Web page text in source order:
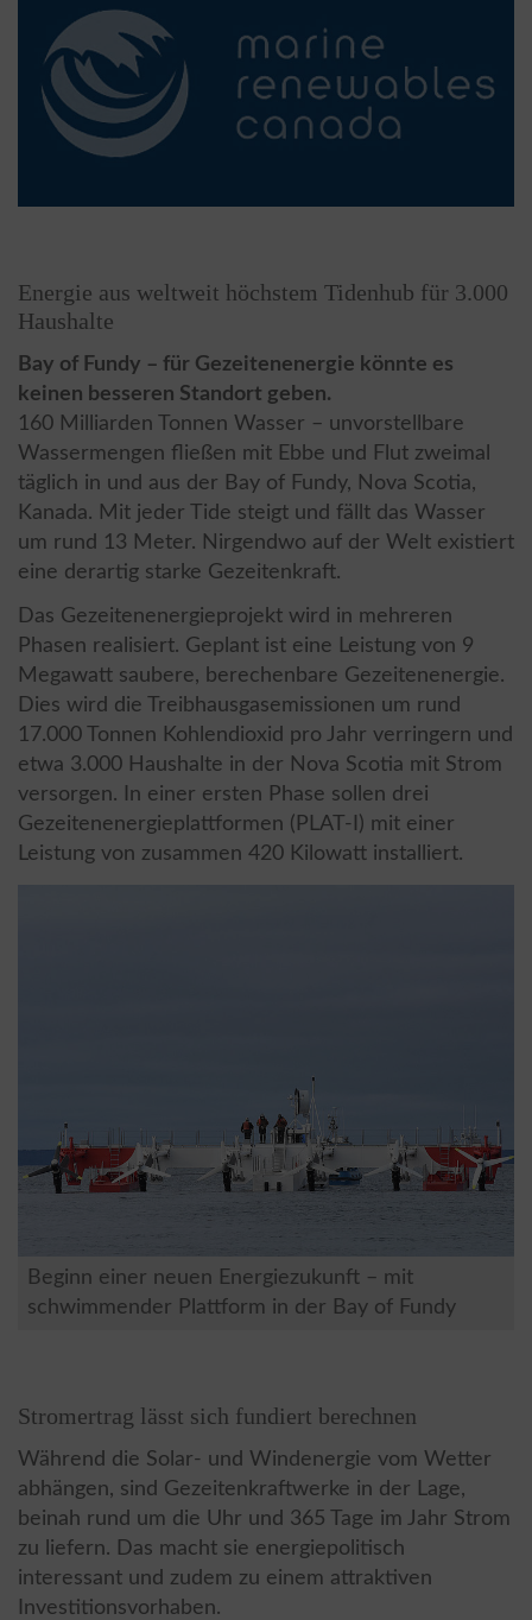
Energie aus weltweit höchstem Tidenhub für 3.000
Haushalte
Bay of Fundy – für Gezeitenenergie könnte es
keinen besseren Standort geben.
160 Milliarden Tonnen Wasser – unvorstellbare
Wassermengen fließen mit Ebbe und Flut zweimal
täglich in und aus der Bay of Fundy, Nova Scotia,
Kanada. Mit jeder Tide steigt und fällt das Wasser
um rund 13 Meter. Nirgendwo auf der Welt existiert
eine derartig starke Gezeitenkraft.
Das Gezeitenenergieprojekt wird in mehreren
Phasen realisiert. Geplant ist eine Leistung von 9
Megawatt saubere, berechenbare Gezeitenenergie.
Dies wird die Treibhausgasemissionen um rund
17.000 Tonnen Kohlendioxid pro Jahr verringern und
etwa 3.000 Haushalte in der Nova Scotia mit Strom
versorgen. In einer ersten Phase sollen drei
Gezeitenenergieplattformen (PLAT-I) mit einer
Leistung von zusammen 420 Kilowatt installiert.
Beginn einer neuen Energiezukunft – mit
schwimmender Plattform in der Bay of Fundy
Stromertrag lässt sich fundiert berechnen
Während die Solar- und Windenergie vom Wetter
abhängen, sind Gezeitenkraftwerke in der Lage,
beinah rund um die Uhr und 365 Tage im Jahr Strom
zu liefern. Das macht sie energiepolitisch
interessant und zudem zu einem attraktiven
Investitionsvorhaben.